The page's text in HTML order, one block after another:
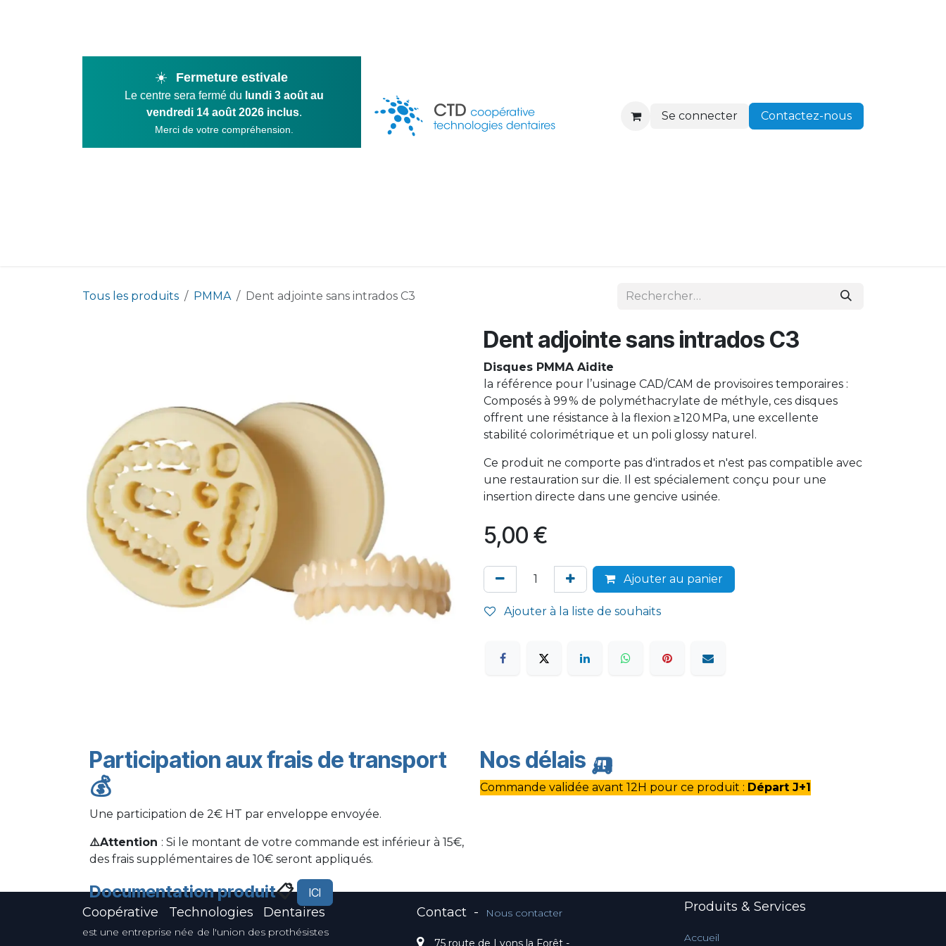
☀️ Fermeture estivale
Le centre sera fermé du lundi 3 août au
vendredi 14 août 2026 inclus.
Merci de votre compréhension.
Se connecter Contactez-nous
Tous les produits PMMA Dent adjointe sans intrados C3
Dent adjointe sans intrados C3
Disques PMMA Aidite
la référence pour l’usinage CAD/CAM de provisoires temporaires :
Composés à 99 % de polyméthacrylate de méthyle, ces disques
offrent une résistance à la flexion ≥ 120 MPa, une excellente
stabilité colorimétrique et un poli glossy naturel.
Ce produit ne comporte pas d'intrados et n'est pas compatible avec
une restauration sur die. Il est spécialement conçu pour une
insertion directe dans une gencive usinée.
5,00 €
Ajouter au panier
Ajouter à la liste de souhaits
Nos délais 🛺
Commande validée avant 12H pour ce produit : Départ J+1
Participation aux frais de transport
💰
Une participation de 2€ HT par enveloppe envoyée.
⚠️Attention : Si le montant de votre commande est inférieur à 15€,
des frais supplémentaires de 10€ seront appliqués.
Documentation produit📋 ICI
Coopérative Technologies Dentaires
est une entreprise née de l'union des prothésistes
Contact - Nous contacter
75 route de Lyons la Forêt -
Produits & Services
Accueil